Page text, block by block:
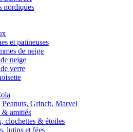
nordiques
et patineuses
de neige
neige
verre
Peanuts, Grinch, Marvel
& amitiés
clochettes & étoiles
lutins et fées